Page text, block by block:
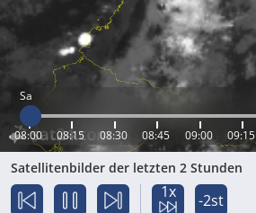
Sa
08:00 08:15 08:30 08:45 09:00 09:15
Satellitenbilder der letzten 2 Stunden
1x -2st